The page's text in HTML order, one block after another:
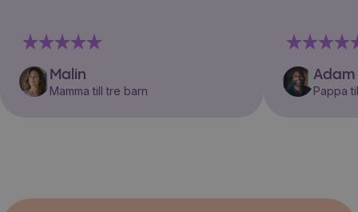
Malin
Mamma till tre barn
Adam
Pappa